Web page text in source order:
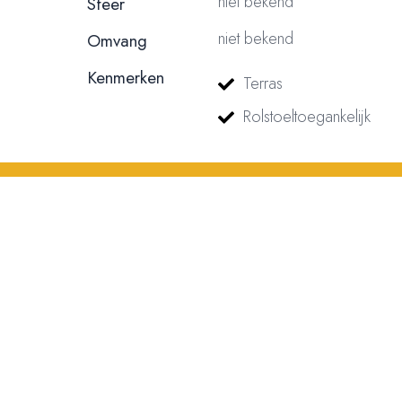
Omvang niet bekend
Kenmerken
Terras
Rolstoeltoegankelijk
nummer: 18116688 | BTW nummer: NL004603254B01